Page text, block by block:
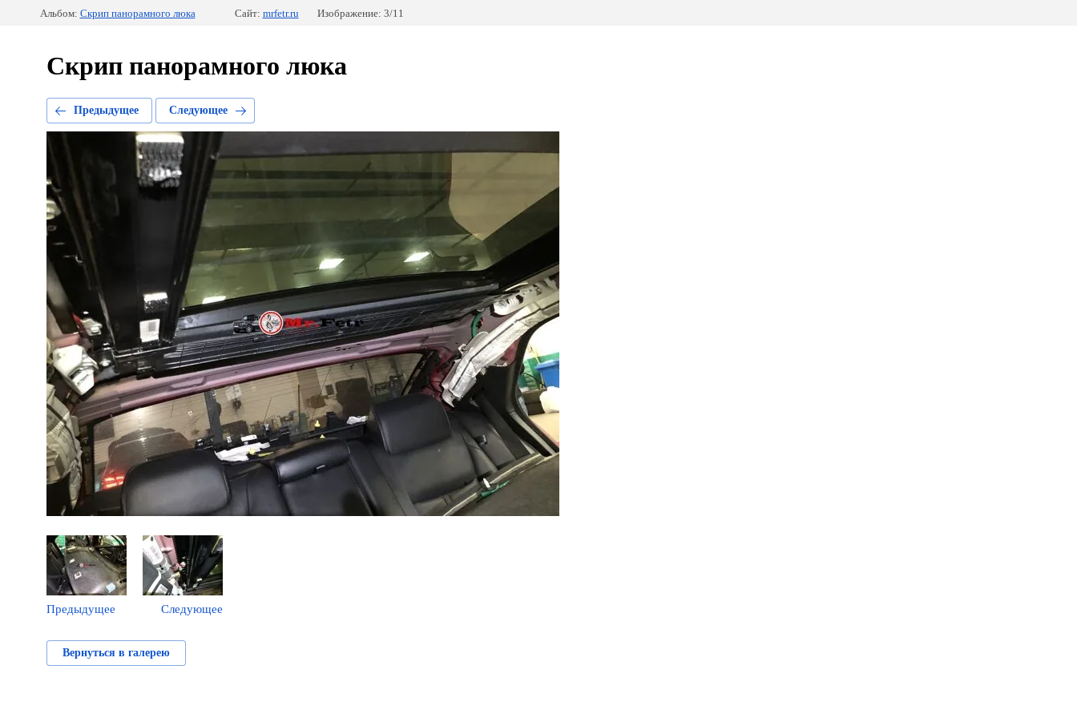
Альбом: Скрип панорамного люка Сайт: mrfetr.ru Изображение: 3/11
Скрип панорамного люка
Предыдущее Следующее
Предыдущее Следующее
Вернуться в галерею